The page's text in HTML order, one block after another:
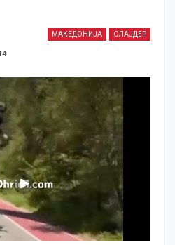
МАКЕДОНИЈА СЛАЈДЕР